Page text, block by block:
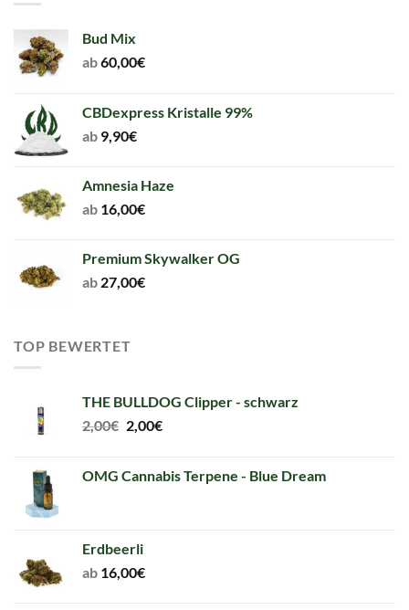
Bud Mix
ab60,00€
CBDexpress Kristalle 99%
ab 9,90€
Amnesia Haze
ab 16,00€
Premium Skywalker OG
ab 27,00€
TOP BEWERTET
THE BULLDOG Clipper - schwarz
2,00€ Original
2,00€.
2,00€Current
2,00€.
OMG Cannabis Terpene - Blue Dream
Erdbeerli
ab 16,00€